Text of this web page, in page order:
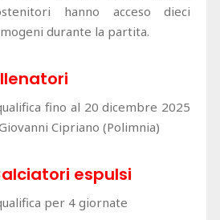
hanno acceso dieci
durante la partita.
fino al 20 dicembre 2025
Cipriano (Polimnia)
espulsi
per 4 giornate